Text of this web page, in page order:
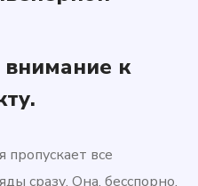
к
все
сразу. Она, бесспорно,